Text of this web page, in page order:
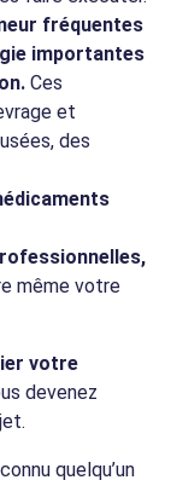
fréquentes
importantes
Ces
et
des
même votre
votre
devenez
quelqu’un